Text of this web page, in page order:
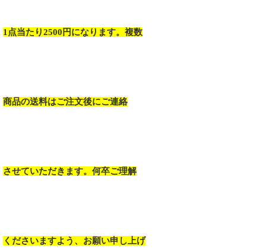
1点当たり2500円になります。複数
商品の送料はご注文後にご連絡
させていただきます。何卒ご理解
くださいますよう、お願い申し上げ